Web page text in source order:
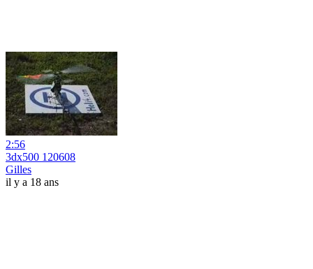
2:56
3dx500 120608
Gilles
il y a 18 ans